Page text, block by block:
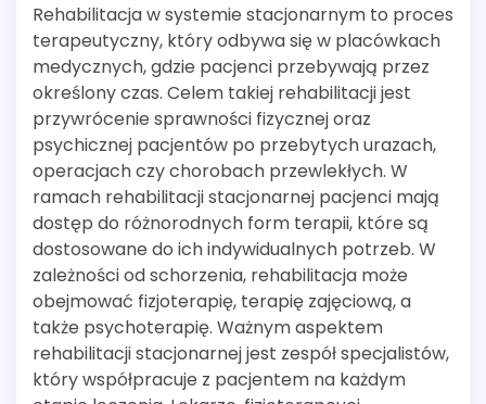
Rehabilitacja w systemie stacjonarnym to proces
terapeutyczny, który odbywa się w placówkach
medycznych, gdzie pacjenci przebywają przez
określony czas. Celem takiej rehabilitacji jest
przywrócenie sprawności fizycznej oraz
psychicznej pacjentów po przebytych urazach,
operacjach czy chorobach przewlekłych. W
ramach rehabilitacji stacjonarnej pacjenci mają
dostęp do różnorodnych form terapii, które są
dostosowane do ich indywidualnych potrzeb. W
zależności od schorzenia, rehabilitacja może
obejmować fizjoterapię, terapię zajęciową, a
także psychoterapię. Ważnym aspektem
rehabilitacji stacjonarnej jest zespół specjalistów,
który współpracuje z pacjentem na każdym